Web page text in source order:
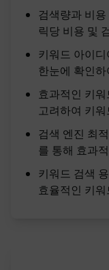
검색량과 비
릭당 비용 및
키워드 아이
한눈에 확인
효과적인 키
고려하여 키
검색 엔진 최
를 통해 효과
키워드 검색
효율적인 키